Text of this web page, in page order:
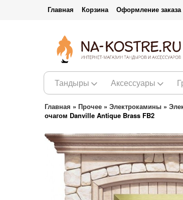
Главная Корзина Оформление заказа
Тандыры Аксессуары
Главная » Прочее » Электрокамины »
очагом Danville Antique Brass FB2